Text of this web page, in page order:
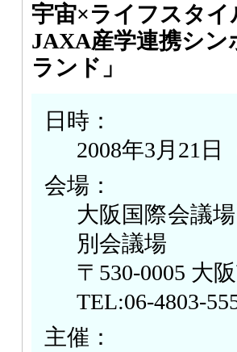
宇宙×ライフスタイ
JAXA産学連携シ
ランド」
日時：
2008年3月21日
会場：
大阪国際会議
別会議場
〒530-0005 大
TEL:06-4803-
主催：